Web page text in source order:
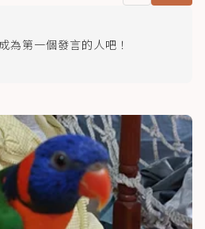
為第一個發言的人吧！